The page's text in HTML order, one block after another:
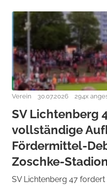
Verein 30.07.2026 294x
SV Lichtenberg
vollständige
Fördermittel-
Zoschke-
SV Lichtenberg 47